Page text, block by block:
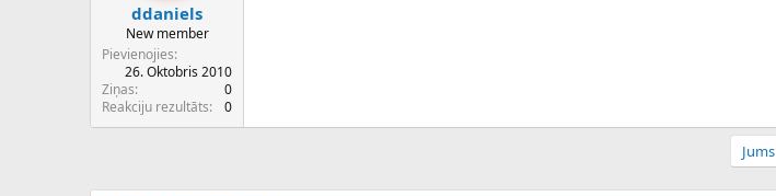
ddaniels
New member
Pievienojies
26. Oktobris 2010
Ziņas
0
Reakciju rezultāts
0